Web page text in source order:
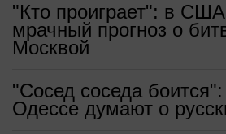
"Кто проиграет": в
мрачный прогноз о
Москвой
"Сосед соседа
Одессе думают о